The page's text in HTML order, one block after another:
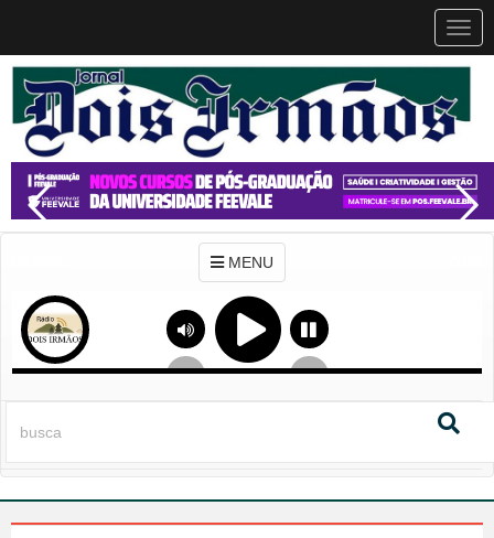
MENU